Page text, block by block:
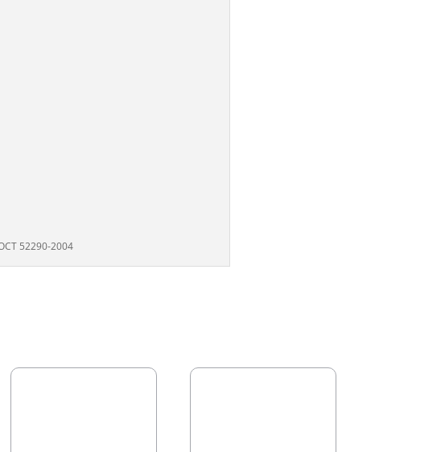
52290-2004